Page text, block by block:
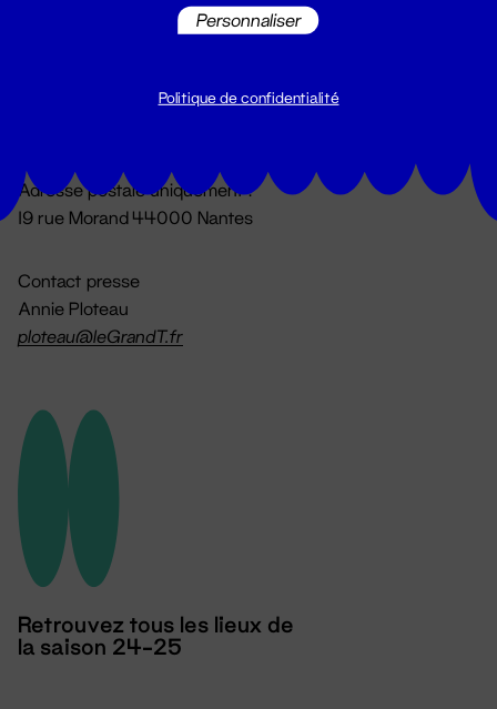
Du lundi au vendredi 14h → 18h
Adresse postale uniquement :
19 rue Morand 44000 Nantes
Contact presse
Annie Ploteau
ploteau@leGrandT.fr
Retrouvez tous les lieux de
la saison 24-25
Personnaliser
Politique de confidentialité